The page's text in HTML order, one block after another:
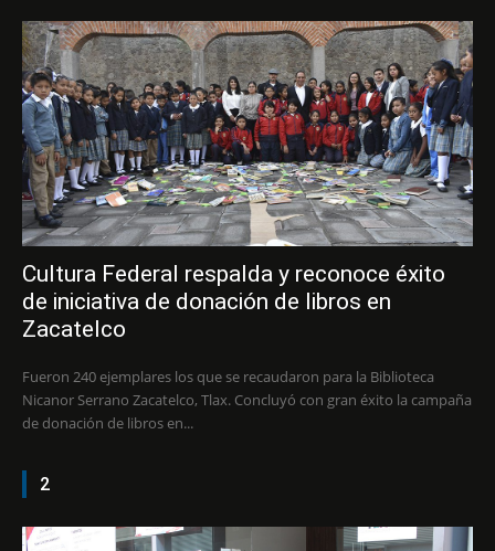
Cultura Federal respalda y reconoce éxito
de iniciativa de donación de libros en
Zacatelco
Fueron 240 ejemplares los que se recaudaron para la Biblioteca
Nicanor Serrano Zacatelco, Tlax. Concluyó con gran éxito la campaña
de donación de libros en...
2